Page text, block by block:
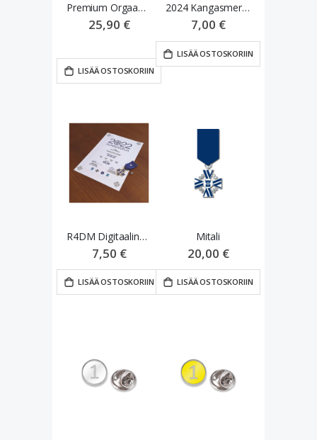
Premium Orgaaninen T-Paita
25,90 €
LISÄÄ OSTOSKORIIN
2024 Kangasmerkki Velcro
7,00 €
LISÄÄ OSTOSKORIIN
R4DM Digitaalinen Diplomi 2024
7,50 €
LISÄÄ OSTOSKORIIN
Mitali
20,00 €
LISÄÄ OSTOSKORIIN